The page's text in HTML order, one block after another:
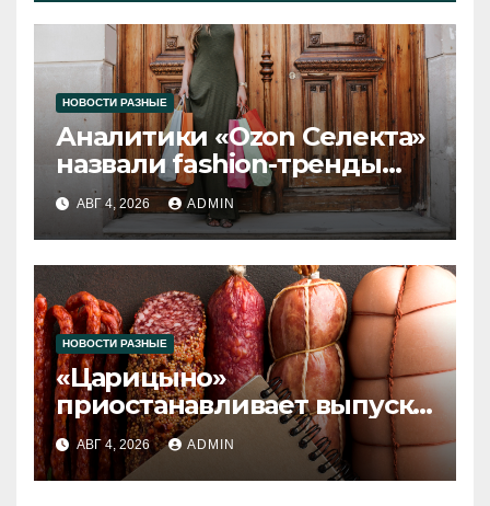
НОВОСТИ РАЗНЫЕ
Аналитики «Ozon Селекта»
назвали fashion-тренды
2026 года
АВГ 4, 2026 ADMIN
НОВОСТИ РАЗНЫЕ
«Царицыно»
приостанавливает выпуск
продукции
АВГ 4, 2026 ADMIN